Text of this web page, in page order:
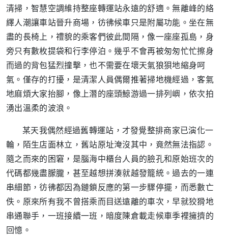
清掃，智慧空調維持整座轉運站永遠的舒適。無離峰的絡
繹人潮讓車站晉升商場，彷彿候車只是附屬功能。坐在無
盡的長椅上，禮貌的乘客們彼此間隔，像一座座孤島，身
旁只有數枚提袋和行李停泊。幾乎不會再被匆匆忙忙擦身
而過的背包猛烈撞擊，也不需要在壞天氣狼狽地縮身呵
氣。僅存的打擾，是清潔人員偶爾推著掃地機經過，客氣
地麻煩大家抬腳，像上潛的座頭鯨游過一排列嶼，依次拍
湧出溫柔的波浪。
某天我偶然經過舊轉運站，才發覺整排商家已演化一
輪，陌生店面林立，舊站原址淹沒其中，竟然無法指認。
隨之而來的困窘，是腦海中櫃台人員的臉孔和原始班次的
代碼都幾盡朦朧，甚至越想拼湊就越發籠統。過去的一連
串細節，彷彿都因為鏈鎖反應的第一步驟停擺，而悉數亡
佚。原來所有我不曾搭乘而目送遠離的車次，早就狡猾地
串通聯手，一班接續一班，暗度陳倉載走候車季裡擁擠的
回憶。